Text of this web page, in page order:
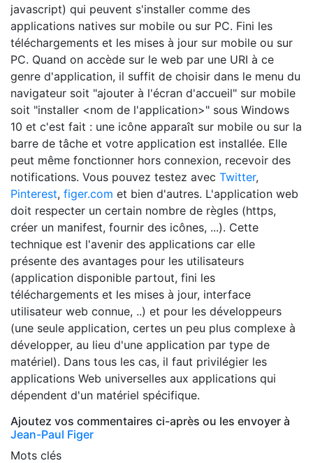
javascript) qui peuvent s'installer comme des
applications natives sur mobile ou sur PC. Fini les
téléchargements et les mises à jour sur mobile ou sur
PC. Quand on accède sur le web par une URI à ce
genre d'application, il suffit de choisir dans le menu du
navigateur soit "ajouter à l'écran d'accueil" sur mobile
soit "installer <nom de l'application>" sous Windows
10 et c'est fait : une icône apparaît sur mobile ou sur la
barre de tâche et votre application est installée. Elle
peut même fonctionner hors connexion, recevoir des
notifications. Vous pouvez testez avec Twitter,
Pinterest, figer.com et bien d'autres. L'application web
doit respecter un certain nombre de règles (https,
créer un manifest, fournir des icônes, ...). Cette
technique est l'avenir des applications car elle
présente des avantages pour les utilisateurs
(application disponible partout, fini les
téléchargements et les mises à jour, interface
utilisateur web connue, ..) et pour les développeurs
(une seule application, certes un peu plus complexe à
développer, au lieu d'une application par type de
matériel). Dans tous les cas, il faut privilégier les
applications Web universelles aux applications qui
dépendent d'un matériel spécifique.
Ajoutez vos commentaires ci-après ou les envoyer à
Jean-Paul Figer
Mots clés